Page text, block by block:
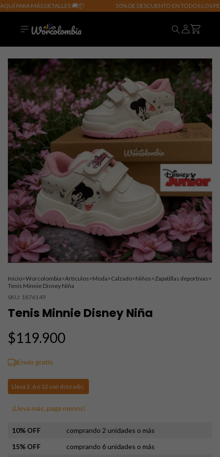
PARA MÁS DETALLES 🚚📦 50% DE DESCUENTO EN TODOS LOS
Inicio>Worcolombia>Artículos>Moda>Calzado>Niños>Zapatillas deportivas>
Tenis Minnie Disney Niña
SKU: 1876149
Tenis Minnie Disney Niña
$119.900
Envío gratis
Lleva 2, 6 o 12 con dcto adic.
¡Lleva más, paga menos!
10% OFF
comprando 2 unidades o más
15% OFF
comprando 6 unidades o más